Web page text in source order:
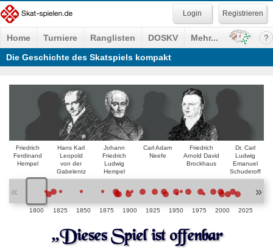
Registrieren
Home Turniere Ranglisten DOSKV
Mehr...
Die Geschichte des Skatspiels kompakt
Friedrich
Ferdinand
Hempel
Hans Karl
Leopold
von der
Gabelentz
Johann
Friedrich
Ludwig
Hempel
Carl Adam
Neefe
Friedrich
Arnold David
Brockhaus
Dr. Carl
Ludwig
Emanuel
Schuderoff
« »
1800 1825 1850 1875 1900 1925 1950 1975 2000 2025
„Dieses Spiel ist offenbar